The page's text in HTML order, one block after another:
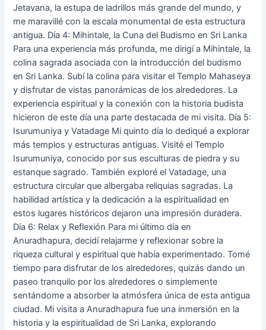
Jetavana, la estupa de ladrillos más grande del mundo, y
me maravillé con la escala monumental de esta estructura
antigua. Día 4: Mihintale, la Cuna del Budismo en Sri Lanka
Para una experiencia más profunda, me dirigí a Mihintale, la
colina sagrada asociada con la introducción del budismo
en Sri Lanka. Subí la colina para visitar el Templo Mahaseya
y disfrutar de vistas panorámicas de los alrededores. La
experiencia espiritual y la conexión con la historia budista
hicieron de este día una parte destacada de mi visita. Día 5:
Isurumuniya y Vatadage Mi quinto día lo dediqué a explorar
más templos y estructuras antiguas. Visité el Templo
Isurumuniya, conocido por sus esculturas de piedra y su
estanque sagrado. También exploré el Vatadage, una
estructura circular que albergaba reliquias sagradas. La
habilidad artística y la dedicación a la espiritualidad en
estos lugares históricos dejaron una impresión duradera.
Día 6: Relax y Reflexión Para mi último día en
Anuradhapura, decidí relajarme y reflexionar sobre la
riqueza cultural y espiritual que había experimentado. Tomé
tiempo para disfrutar de los alrededores, quizás dando un
paseo tranquilo por los alrededores o simplemente
sentándome a absorber la atmósfera única de esta antigua
ciudad. Mi visita a Anuradhapura fue una inmersión en la
historia y la espiritualidad de Sri Lanka, explorando